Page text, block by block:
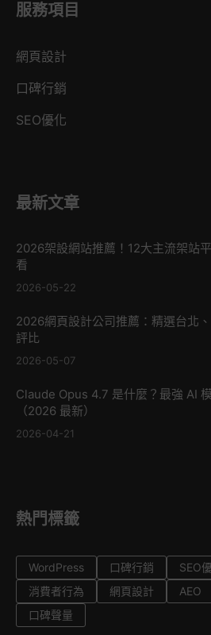
服務項目
網頁設計
口碑行銷
SEO優化
最新文章
2026架設網站推薦！12大主流架站
看
2026-05-22
2026網頁設計公司推薦：精選台北
評比
2026-05-07
Claude Opus 4.7 是什麼？最強 AI
（2026 最新）
2026-04-21
熱門標籤
WordPress 口碑行銷 SEO
消費者行為
網頁設計 AEO
口碑聲量